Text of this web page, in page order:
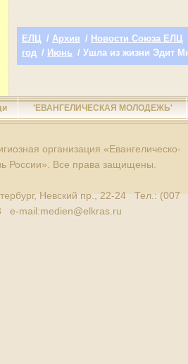
ЕЛЦ / Архив / Новости Союза ЕЛЦ
год / Июнь / Ушла из жизни Эдит
'ЕВАНГЕЛИЧЕСКАЯ МОЛОДЕЖЬ'
организация «Евангелическо-
России». Все права защищены.
Невский пр., 22-24 Тел.: (007
e-mail:medien@elkras.ru